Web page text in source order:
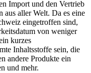
Import und den Vertrieb
aus aller Welt. Da es eine
eingetroffen sind,
von weniger
kurzes
Inhaltsstoffe sein, die
andere Produkte ein
und mehr.